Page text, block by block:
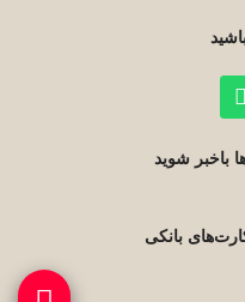
باخبر شوید
بانکی